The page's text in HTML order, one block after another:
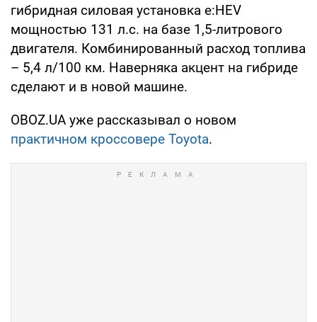
гибридная силовая установка e:HEV
мощностью 131 л.с. на базе 1,5-литрового
двигателя. Комбинированный расход топлива
– 5,4 л/100 км. Наверняка акцент на гибриде
сделают и в новой машине.
OBOZ.UA уже рассказывал о новом
практичном кроссовере Toyota.